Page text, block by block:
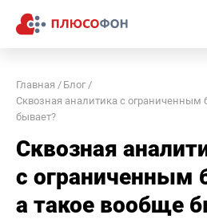
Главная
Блог
Сквозная аналитика с
бывает?
Сквозная
с
а такое вообще